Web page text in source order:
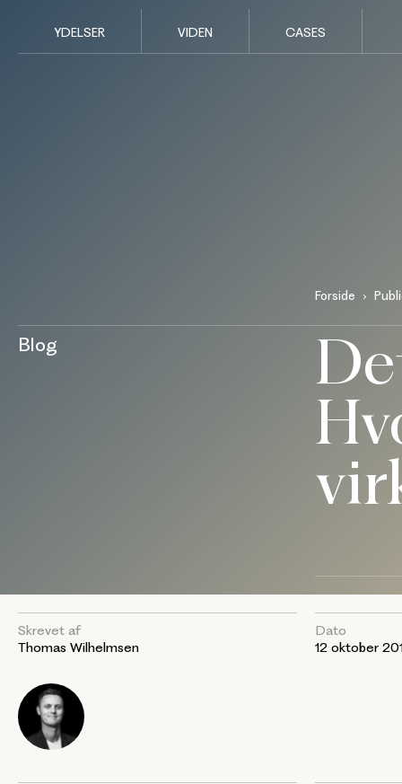
YDELSER VIDEN CASES
Forside
Blog
Skrevet af
Thomas Wilhelmsen
Dato
12 oktober